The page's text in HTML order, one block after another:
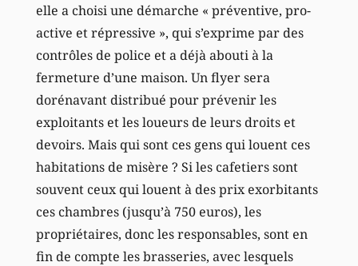
elle a choisi une démarche « préventive, pro-
active et répressive », qui s’exprime par des
contrôles de police et a déjà abouti à la
fermeture d’une maison. Un flyer sera
dorénavant distribué pour prévenir les
exploitants et les loueurs de leurs droits et
devoirs. Mais qui sont ces gens qui louent ces
habitations de misère ? Si les cafetiers sont
souvent ceux qui louent à des prix exorbitants
ces chambres (jusqu’à 750 euros), les
propriétaires, donc les responsables, sont en
fin de compte les brasseries, avec lesquels